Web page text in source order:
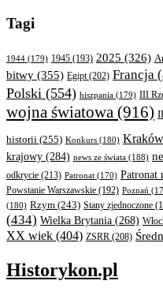
Tagi
1944 (179) 1945 (193) 2025 (326)
bitwy (355) Egipt(202) Francja
Polski (554) hiszpania (179) III
wojna światowa (916)
historii (255) Konkurs (180) Kraków
krajowy (284) news ze świata (188)
odkrycie (213) Patronat (170) Patronat
Powstanie Warszawskie (192) Poznań
(180) Rzym (243) Stany zjednoczone
(434) Wielka Brytania (268)
XX wiek (404) ZSRR (208)
Historykon.pl